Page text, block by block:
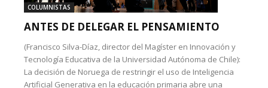
COLUMNISTAS
ANTES DE DELEGAR EL PENSAMIENTO
(Francisco Silva-Díaz, director del Magíster en Innovación y
Tecnología Educativa de la Universidad Autónoma de Chile):
La decisión de Noruega de restringir el uso de Inteligencia
Artificial Generativa en la educación primaria abre una